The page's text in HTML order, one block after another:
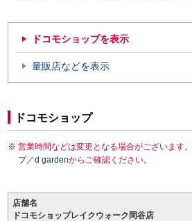
ドコモショップを表示
量販店などを表示
ドコモショップ
営業時間などは変更となる場合がございます
プ／d gardenからご確認ください。
店舗名
ドコモショップレイクウォーク岡谷店